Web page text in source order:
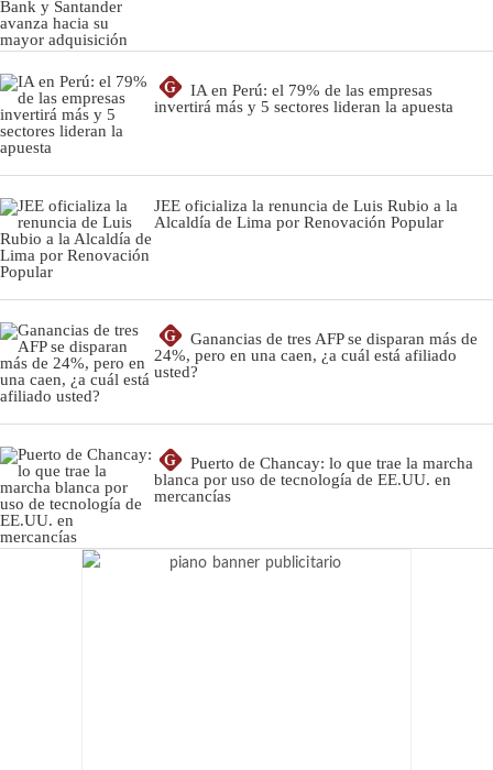
G
IA en Perú: el 79% de las empresas
invertirá más y 5 sectores lideran la apuesta
JEE oficializa la renuncia de Luis Rubio a la
Alcaldía de Lima por Renovación Popular
G
Ganancias de tres AFP se disparan más de
24%, pero en una caen, ¿a cuál está afiliado
usted?
G
Puerto de Chancay: lo que trae la marcha
blanca por uso de tecnología de EE.UU. en
mercancías